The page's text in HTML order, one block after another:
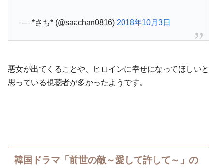
— *さち* (@saachan0816) 2018年10月3日
悪女が出てくることや、ヒロインに幸せになってほしいと
思っている視聴者が多かったようです。
韓国ドラマ「前世の敵～愛して許して～」の